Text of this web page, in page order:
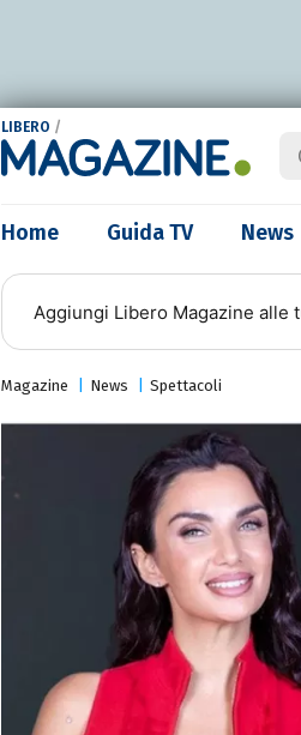
LIBERO /
Home Guida TV News
Aggiungi Libero Magazine alle
Magazine News Spettacoli